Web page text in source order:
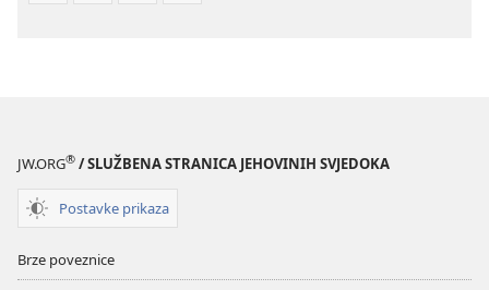
JW.ORG® / SLUŽBENA STRANICA JEHOVINIH SVJEDOKA
Postavke prikaza
Brze poveznice